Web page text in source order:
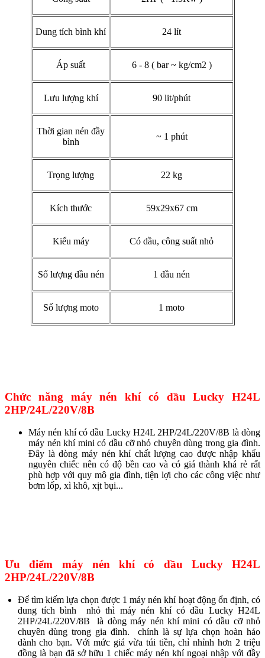
Dung tích bình khí 24 lít
Áp suất 6 - 8 ( bar ~ kg/cm2 )
Lưu lượng khí 90 lit/phút
Thời gian nén đầy
bình
~ 1 phút
Trọng lượng 22 kg
Kích thước 59x29x67 cm
Kiểu máy Có dầu, công suất nhỏ
Số lượng đầu nén 1 đầu nén
Số lượng moto 1 moto
Chức năng máy nén khí có dầuLucky H24L
2HP/24L/220V/8B
Máy nén khí có dầu Lucky H24L 2HP/24L/220V/8B là dòng
máy nén khí mini có dầu cỡ nhỏ chuyên dùng trong gia đình.
Đây là dòng máy nén khí chất lượng cao được nhập khẩu
nguyên chiếc nên có độ bền cao và có giá thành khá rẻ rất
phù hợp với quy mô gia đình, tiện lợi cho các công việc như
bơm lốp, xì khô, xịt bụi...
Ưu điểm máy nén khí có dầu Lucky H24L
2HP/24L/220V/8B
Để tìm kiếm lựa chọn được 1 máy nén khí hoạt động ổn định, có
dung tích bình nhỏ thì máy nén khí có dầu Lucky H24L
2HP/24L/220V/8B là dòng máy nén khí mini có dầu cỡ nhỏ
chuyên dùng trong gia đình. chính là sự lựa chọn hoàn hảo
dành cho bạn. Với mức giá vừa túi tiền, chỉ nhỉnh hơn 2 triệu
đồng là bạn đã sở hữu 1 chiếc máy nén khí ngoại nhập với đầy